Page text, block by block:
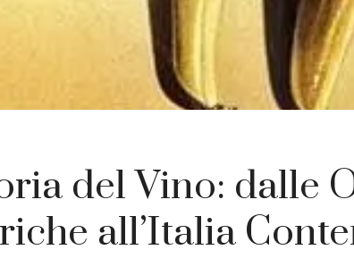
del Vino: dalle
all’Italia